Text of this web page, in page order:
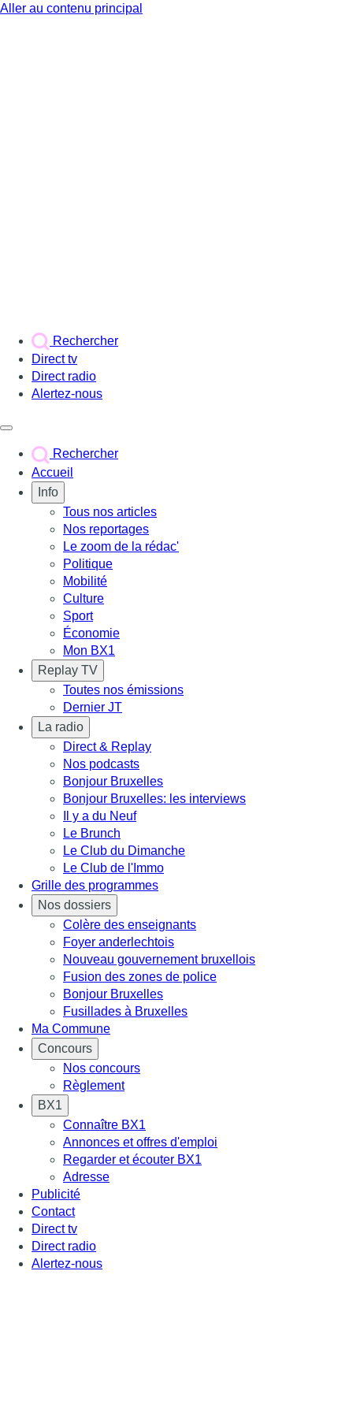
Aller au contenu principal
Rechercher
Direct tv
Direct radio
Alertez-nous
Rechercher
Accueil
Info
Tous nos articles
Nos reportages
Le zoom de la rédac'
Politique
Mobilité
Culture
Sport
Économie
Mon BX1
Replay TV
Toutes nos émissions
Dernier JT
La radio
Direct & Replay
Nos podcasts
Bonjour Bruxelles
Bonjour Bruxelles: les interviews
Il y a du Neuf
Le Brunch
Le Club du Dimanche
Le Club de l'Immo
Grille des programmes
Nos dossiers
Colère des enseignants
Foyer anderlechtois
Nouveau gouvernement bruxellois
Fusion des zones de police
Bonjour Bruxelles
Fusillades à Bruxelles
Ma Commune
Concours
Nos concours
Règlement
BX1
Connaître BX1
Annonces et offres d'emploi
Regarder et écouter BX1
Adresse
Publicité
Contact
Direct tv
Direct radio
Alertez-nous